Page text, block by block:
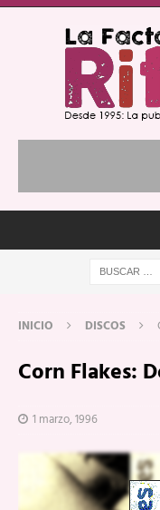
INICIO DISCOS
Corn Flakes:
1 marzo, 1996